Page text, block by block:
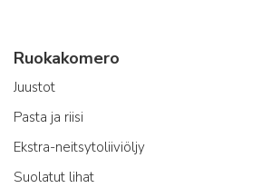
Ruokakomero
Juustot
Pasta ja riisi
Ekstra-neitsytoliiviöljy
Suolatut lihat